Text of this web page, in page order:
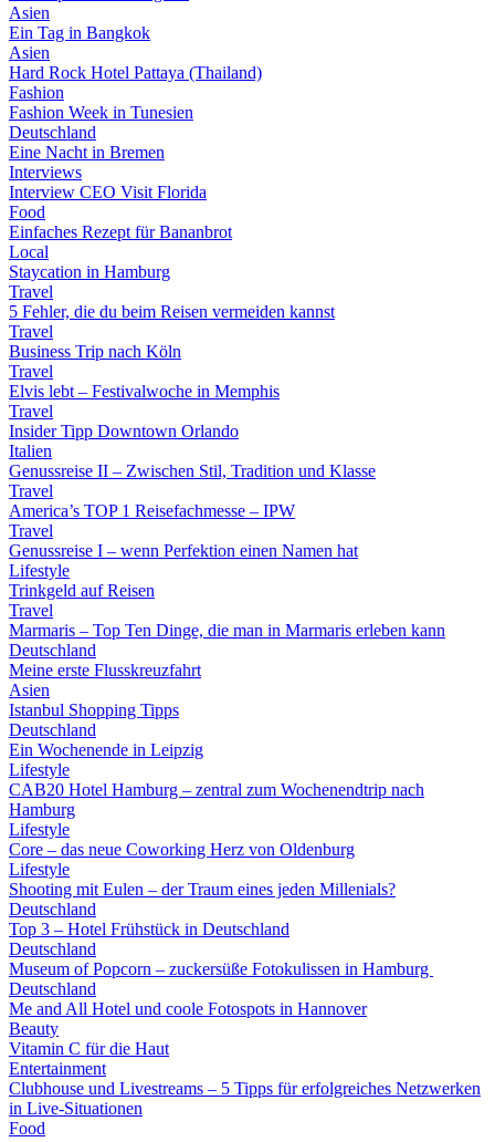
Asien
Ein Tag in Bangkok
Asien
Hard Rock Hotel Pattaya (Thailand)
Fashion
Fashion Week in Tunesien
Deutschland
Eine Nacht in Bremen
Interviews
Interview CEO Visit Florida
Food
Einfaches Rezept für Bananbrot
Local
Staycation in Hamburg
Travel
5 Fehler, die du beim Reisen vermeiden kannst
Travel
Business Trip nach Köln
Travel
Elvis lebt – Festivalwoche in Memphis
Travel
Insider Tipp Downtown Orlando
Italien
Genussreise II – Zwischen Stil, Tradition und Klasse
Travel
America’s TOP 1 Reisefachmesse – IPW
Travel
Genussreise I – wenn Perfektion einen Namen hat
Lifestyle
Trinkgeld auf Reisen
Travel
Marmaris – Top Ten Dinge, die man in Marmaris erleben kann
Deutschland
Meine erste Flusskreuzfahrt
Asien
Istanbul Shopping Tipps
Deutschland
Ein Wochenende in Leipzig
Lifestyle
CAB20 Hotel Hamburg – zentral zum Wochenendtrip nach
Hamburg
Lifestyle
Core – das neue Coworking Herz von Oldenburg
Lifestyle
Shooting mit Eulen – der Traum eines jeden Millenials?
Deutschland
Top 3 – Hotel Frühstück in Deutschland
Deutschland
Museum of Popcorn – zuckersüße Fotokulissen in Hamburg
Deutschland
Me and All Hotel und coole Fotospots in Hannover
Beauty
Vitamin C für die Haut
Entertainment
Clubhouse und Livestreams – 5 Tipps für erfolgreiches Netzwerken
in Live-Situationen
Food